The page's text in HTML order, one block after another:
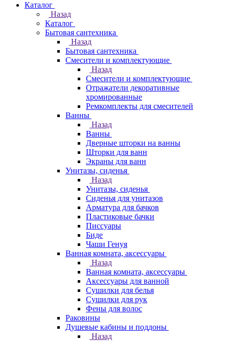
Каталог
Назад
Каталог
Бытовая сантехника
Назад
Бытовая сантехника
Смесители и комплектующие
Назад
Смесители и комплектующие
Отражатели декоративные
хромированные
Ремкомплекты для смесителей
Ванны
Назад
Ванны
Дверные шторки на ванны
Шторки для ванн
Экраны для ванн
Унитазы, сиденья
Назад
Унитазы, сиденья
Сиденья для унитазов
Арматура для бачков
Пластиковые бачки
Писсуары
Биде
Чаши Генуя
Ванная комната, аксессуары
Назад
Ванная комната, аксессуары
Аксессуары для ванной
Сушилки для белья
Сушилки для рук
Фены для волос
Раковины
Душевые кабины и поддоны
Назад